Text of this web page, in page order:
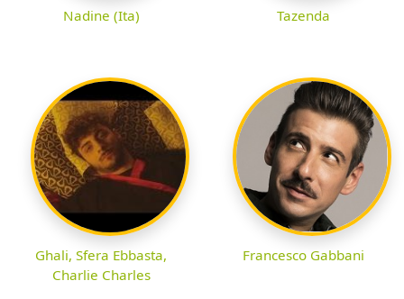
Nadine (Ita) Tazenda
Ghali, Sfera Ebbasta,
Charlie Charles
Francesco Gabbani